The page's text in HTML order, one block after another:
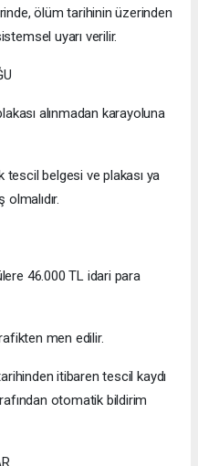
ölüm tarihinin üzerinden
uyarı verilir.
alınmadan karayoluna
belgesi ve plakası ya
46.000 TL idari para
men edilir.
itibaren tescil kaydı
otomatik bildirim